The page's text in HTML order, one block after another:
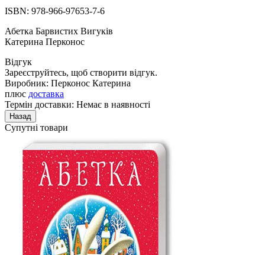
ISBN: 978-966-97653-7-6
Абетка Барвистих Вигуків
Катерина Перконос
Відгук
Зареєструйтесь, щоб створити відгук.
Виробник: Перконос Катерина
плюс доставка
Термін доставки: Немає в наявності
Супутні товари